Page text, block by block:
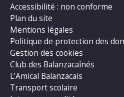
Accessibilité : non conforme
Plan du site
Mentions légales
Politique de protection des
Gestion des cookies
Club des Balanzacaînés
L’Amical Balanzacais
Transport scolaire